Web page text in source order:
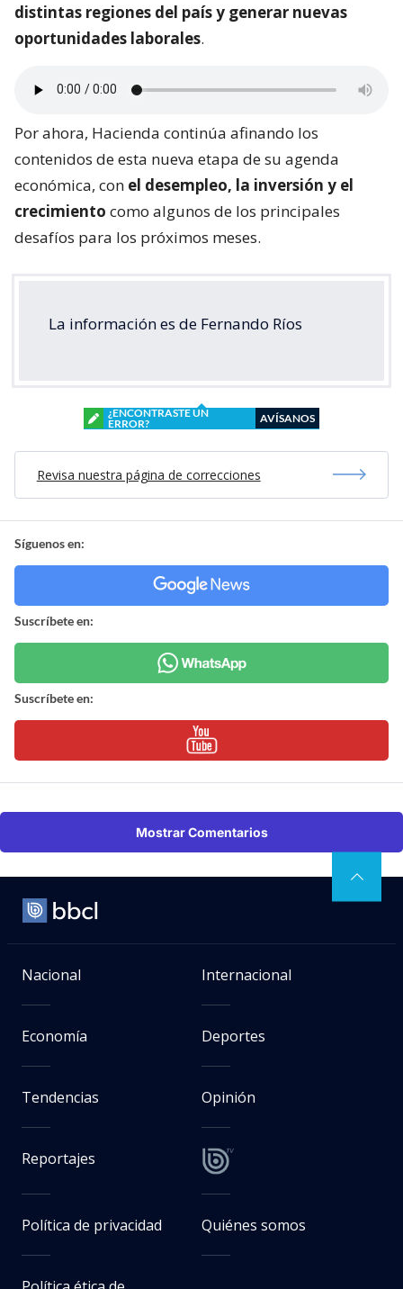
distintas regiones del país y generar nuevas
oportunidades laborales.
Por ahora, Hacienda continúa afinando los
contenidos de esta nueva etapa de su agenda
económica, con el desempleo, la inversión y el
crecimiento como algunos de los principales
desafíos para los próximos meses.
La información es de Fernando Ríos
¿ENCONTRASTE UN
ERROR?
AVÍSANOS
Revisa nuestra página de correcciones
Síguenos en:
Suscríbete en:
Suscríbete en:
Mostrar Comentarios
Nacional Internacional
Economía Deportes
Tendencias Opinión
Reportajes
Política de privacidad Quiénes somos